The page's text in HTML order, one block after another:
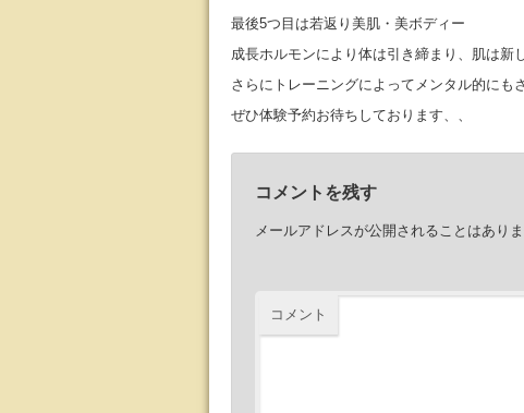
最後5つ目は若返り美肌・美ボディー
成長ホルモンにより体は引き締まり、肌は
さらにトレーニングによってメンタル的にも
ぜひ体験予約お待ちしております、、
コメントを残す
メールアドレスが公開されることはありま
コメント